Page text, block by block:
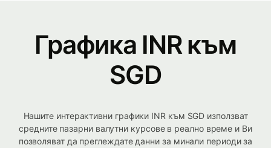
Графика INR към
SGD
Нашите интерактивни графики INR към SGD използват
средните пазарни валутни курсове в реално време и Ви
позволяват да преглеждате данни за минали периоди за